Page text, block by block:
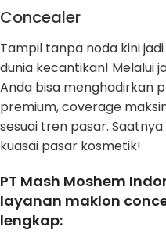
Concealer
Tampil tanpa noda kini
dunia kecantikan! Melalui
Anda bisa menghadirkan
premium, coverage
sesuai tren pasar.
kuasai pasar kosmetik!
PT Mash Moshem
layanan maklon
lengkap: